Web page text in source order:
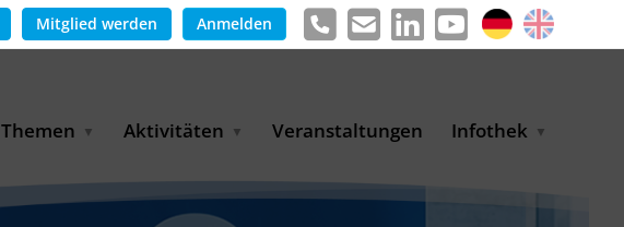
Mitglied werden Anmelden
Themen
Industriewasserwirtschaft
Aktivitäten
für KMU
Auslandsmessen
Veranstaltungen Infothek
Informationen